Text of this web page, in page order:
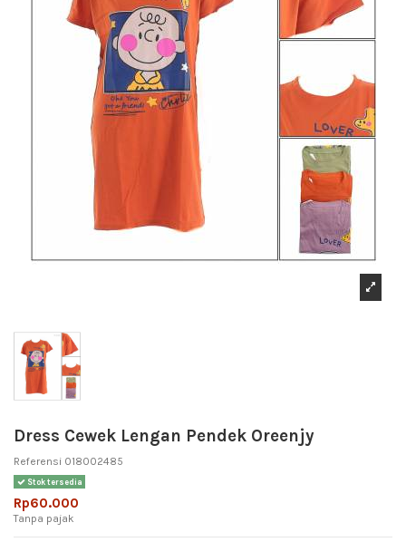
Dress Cewek Lengan Pendek Oreenjy
Referensi 018002485
Stok tersedia
Rp60.000
Tanpa pajak